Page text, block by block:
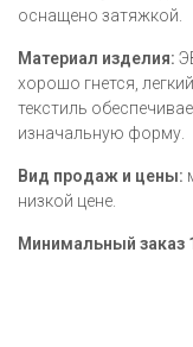
оснащено затяжкой.
Материал изделия:
хорошо гнется,
текстиль
изначальную форму.
Вид продаж и цены:
низкой цене.
Минимальный заказ